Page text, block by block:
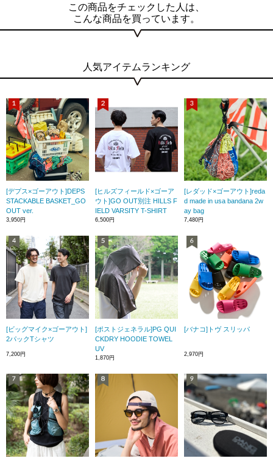
この商品をチェックした人は、
こんな商品を買っています。
人気アイテムランキング
[デプス×ゴーアウト]DEPS
STACKABLE BASKET_GO
OUT ver.
3,950円
[ヒルズフィールド×ゴーア
ウト]GO OUT別注 HILLS F
IELD VARSITY T-SHIRT
6,500円
[レダッド×ゴーアウト]reda
d made in usa bandana 2w
ay bag
7,480円
[ビッグマイク×ゴーアウト]
2パックTシャツ
7,200円
[ポストジェネラル]PG QUI
CKDRY HOODIE TOWEL
UV
1,870円
[バナコ]トヴ スリッパ
2,970円